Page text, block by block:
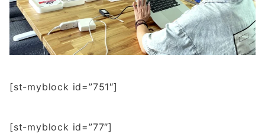
[st-myblock id=”751″]
[st-myblock id=”77″]